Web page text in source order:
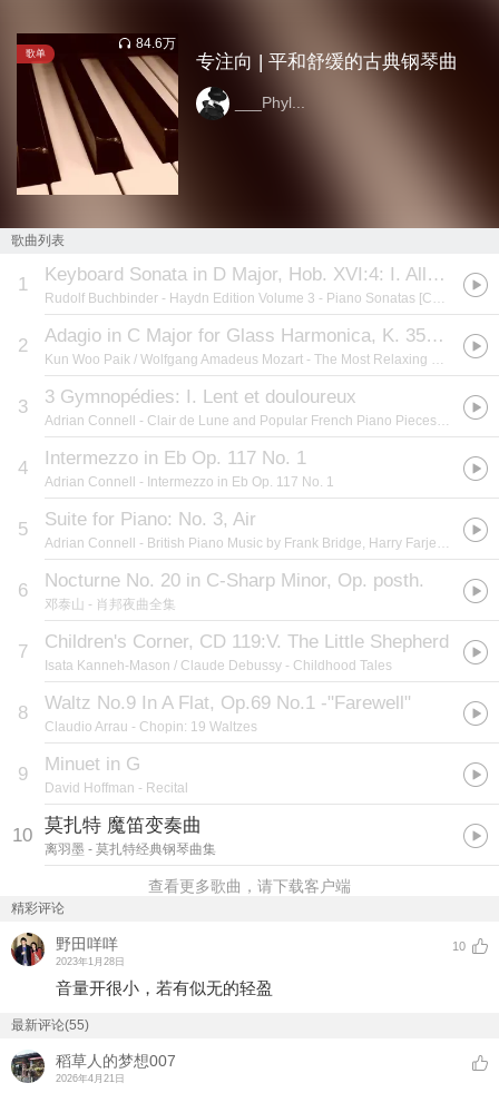
歌单
84.6万
专注向 | 平和舒缓的古典钢琴曲
___Phyl...
歌曲列表
1 Keyboard Sonata in D Major, Hob. XVI:4: I. Allegro
Rudolf Buchbinder - Haydn Edition Volume 3 - Piano Sonatas [Complete]
2 Adagio in C Major for Glass Harmonica, K. 356 (Transcr. for Piano)
Kun Woo Paik / Wolfgang Amadeus Mozart - The Most Relaxing Piano
3 3 Gymnopédies: I. Lent et douloureux
Adrian Connell - Clair de Lune and Popular French Piano Pieces Debussy - Satie - Fauré - Poulenc - Ibert
4 Intermezzo in Eb Op. 117 No. 1
Adrian Connell - Intermezzo in Eb Op. 117 No. 1
5 Suite for Piano: No. 3, Air
Adrian Connell - British Piano Music by Frank Bridge, Harry Farjeon, William Lloyd Webber, Granville Bantock, Helen Hopekirk, Frederick Delius
6 Nocturne No. 20 in C-Sharp Minor, Op. posth.
邓泰山 - 肖邦夜曲全集
7 Children's Corner, CD 119:V. The Little Shepherd
Isata Kanneh-Mason / Claude Debussy - Childhood Tales
8 Waltz No.9 In A Flat, Op.69 No.1 -"Farewell"
Claudio Arrau - Chopin: 19 Waltzes
9 Minuet in G
David Hoffman - Recital
10 莫扎特 魔笛变奏曲
离羽墨 - 莫扎特经典钢琴曲集
查看更多歌曲，请下载客户端
精彩评论
野田咩咩
2023年1月28日
10
音量开很小，若有似无的轻盈
最新评论(55)
稻草人的梦想007
2026年4月21日